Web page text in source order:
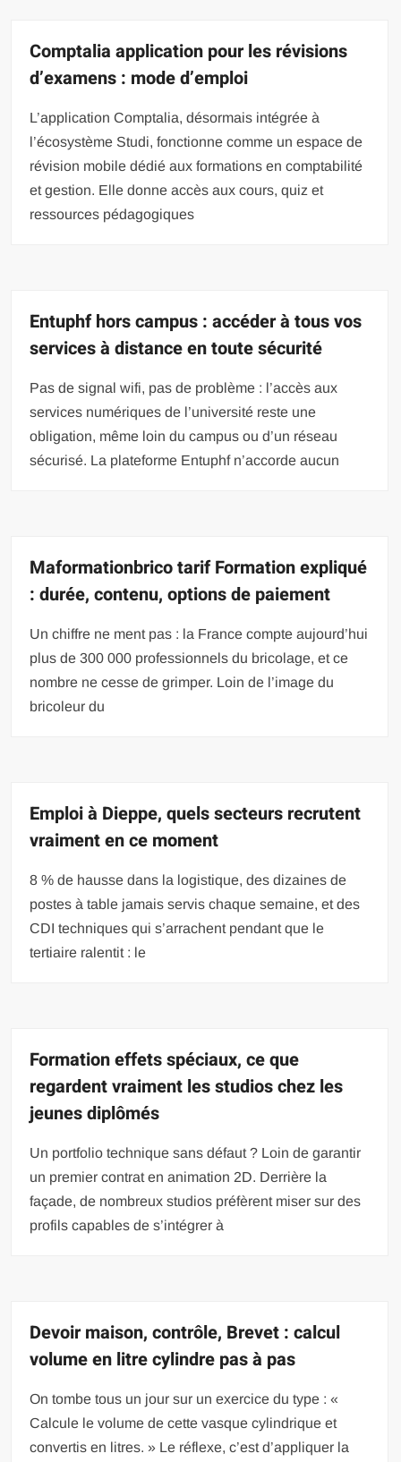
Comptalia application pour les révisions
d’examens : mode d’emploi
L’application Comptalia, désormais intégrée à
l’écosystème Studi, fonctionne comme un espace de
révision mobile dédié aux formations en comptabilité
et gestion. Elle donne accès aux cours, quiz et
ressources pédagogiques
Entuphf hors campus : accéder à tous vos
services à distance en toute sécurité
Pas de signal wifi, pas de problème : l’accès aux
services numériques de l’université reste une
obligation, même loin du campus ou d’un réseau
sécurisé. La plateforme Entuphf n’accorde aucun
Maformationbrico tarif Formation expliqué
: durée, contenu, options de paiement
Un chiffre ne ment pas : la France compte aujourd’hui
plus de 300 000 professionnels du bricolage, et ce
nombre ne cesse de grimper. Loin de l’image du
bricoleur du
Emploi à Dieppe, quels secteurs recrutent
vraiment en ce moment
8 % de hausse dans la logistique, des dizaines de
postes à table jamais servis chaque semaine, et des
CDI techniques qui s’arrachent pendant que le
tertiaire ralentit : le
Formation effets spéciaux, ce que
regardent vraiment les studios chez les
jeunes diplômés
Un portfolio technique sans défaut ? Loin de garantir
un premier contrat en animation 2D. Derrière la
façade, de nombreux studios préfèrent miser sur des
profils capables de s’intégrer à
Devoir maison, contrôle, Brevet : calcul
volume en litre cylindre pas à pas
On tombe tous un jour sur un exercice du type : «
Calcule le volume de cette vasque cylindrique et
convertis en litres. » Le réflexe, c’est d’appliquer la